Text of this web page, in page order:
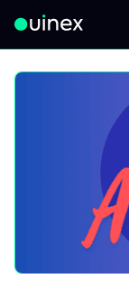
Este é o logo e